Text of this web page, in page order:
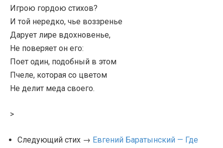
Игрою гордою стихов?
И той нередко, чье воззренье
Дарует лире вдохновенье,
Не поверяет он его:
Поет один, подобный в этом
Пчеле, которая со цветом
Не делит меда своего.
>
Следующий стих → Евгений Баратынский — Где